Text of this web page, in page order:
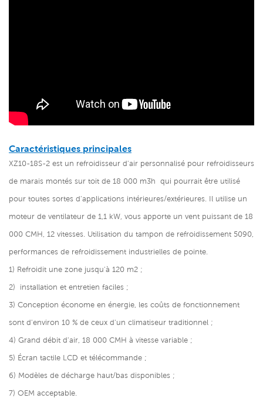
Caractéristiques principales
XZ10-18S-2 est un refroidisseur d'air personnalisé pour refroidisseurs
de marais montés sur toit de 18 000 m3h qui pourrait être utilisé
pour toutes sortes d'applications intérieures/extérieures. Il utilise un
moteur de ventilateur de 1,1 kW, vous apporte un vent puissant de 18
000 CMH, 12 vitesses. Utilisation du tampon de refroidissement 5090,
performances de refroidissement industrielles de pointe.
1) Refroidit une zone jusqu'à 120 m2 ;
2) installation et entretien faciles ;
3) Conception économe en énergie, les coûts de fonctionnement
sont d'environ 10 % de ceux d'un climatiseur traditionnel ;
4) Grand débit d'air, 18 000 CMH à vitesse variable ;
5) Écran tactile LCD et télécommande ;
6) Modèles de décharge haut/bas disponibles ;
7) OEM acceptable.